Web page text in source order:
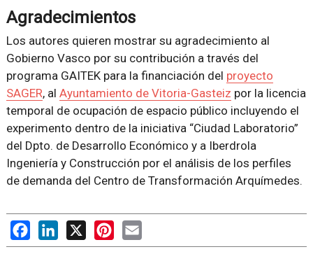
Agradecimientos
Los autores quieren mostrar su agradecimiento al
Gobierno Vasco por su contribución a través del
programa GAITEK para la financiación del proyecto
SAGER, al Ayuntamiento de Vitoria-Gasteiz por la licencia
temporal de ocupación de espacio público incluyendo el
experimento dentro de la iniciativa “Ciudad Laboratorio”
del Dpto. de Desarrollo Económico y a Iberdrola
Ingeniería y Construcción por el análisis de los perfiles
de demanda del Centro de Transformación Arquímedes.
FacebookLinkedIn Pinterest